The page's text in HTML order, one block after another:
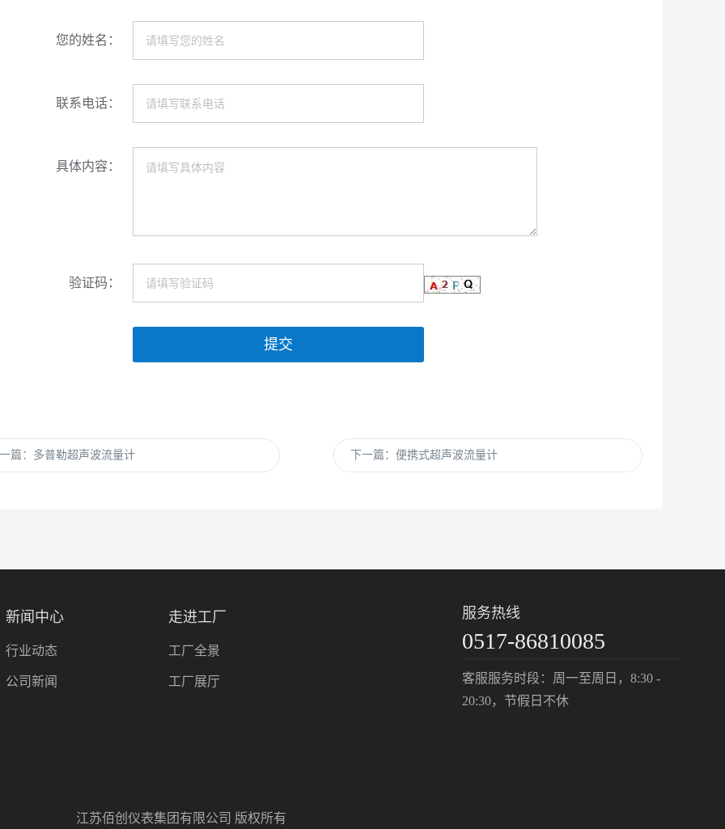
您的姓名：
联系电话：
具体内容：
验证码：
提交
篇：多普勒超声波流量计 下一篇：便携式超声波流量计
新闻中心
行业动态
公司新闻
走进工厂
工厂全景
工厂展厅
服务热线
0517-86810085
客服服务时段：周一至周日，8:30 -
20:30，节假日不休
江苏佰创仪表集团有限公司 版权所有